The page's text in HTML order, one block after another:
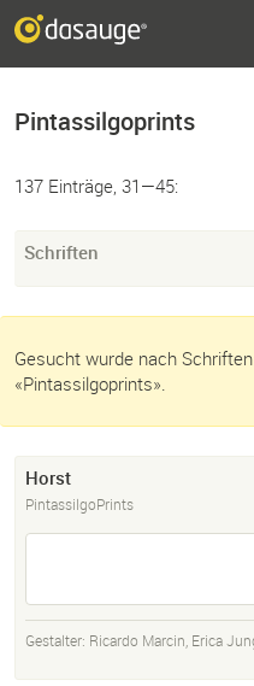
Pintassilgoprints
137 Einträge, 31—45:
Schriften
Gesucht wurde nach
«Pintassilgoprints».
Horst
PintassilgoPrints
Gestalter: Ricardo Marcin, Erica